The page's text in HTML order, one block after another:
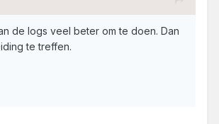
de logs veel beter om te doen. Dan
te treffen.